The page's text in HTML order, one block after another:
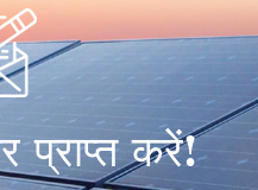
प्राप्त करें!